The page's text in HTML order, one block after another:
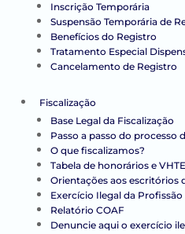
Inscrição Temporária
Suspensão Temporária de
Benefícios do Registro
Tratamento Especial
Cancelamento de Registro
Fiscalização
Base Legal da Fiscalização
Passo a passo do processo
O que fiscalizamos?
Tabela de honorários e VHTE
Orientações aos escritórios
Exercício Ilegal da Profissão
Relatório COAF
Denuncie aqui o exercício